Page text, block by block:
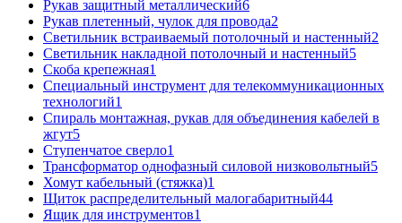
Рукав защитный металлический6
Рукав плетенный, чулок для провода2
Светильник встраиваемый потолочный и настенный2
Светильник накладной потолочный и настенный5
Скоба крепежная1
Специальный инструмент для телекоммуникационных
технологий1
Спираль монтажная, рукав для объединения кабелей в
жгут5
Ступенчатое сверло1
Трансформатор однофазный силовой низковольтный5
Хомут кабельный (стяжка)1
Щиток распределительный малогабаритный44
Ящик для инструментов1